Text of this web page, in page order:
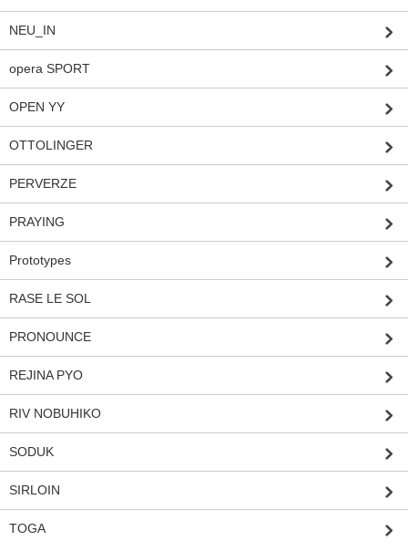
NEU_IN
opera SPORT
OPEN YY
OTTOLINGER
PERVERZE
PRAYING
Prototypes
RASE LE SOL
PRONOUNCE
REJINA PYO
RIV NOBUHIKO
SODUK
SIRLOIN
TOGA